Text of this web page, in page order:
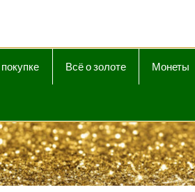
Всё о золоте Монеты